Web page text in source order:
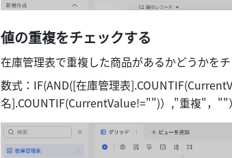
値の重複をチェックする
在庫管理表で重複した商品があるかどうかをチ
数式：IF(AND([在庫管理表
名].COUNTIF(CurrentValue!="")）,"重複"，""）